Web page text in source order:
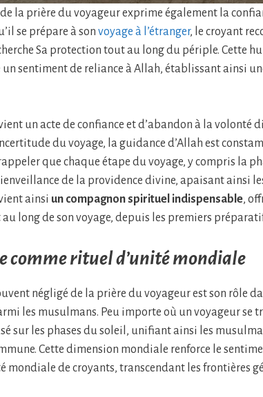
la prière du voyageur exprime également la
se prépare à son voyage à l’étranger, le croyant
Sa protection tout au long du périple. Cette
sentiment de reliance à Allah, établissant ainsi
un acte de confiance et d’abandon à la volonté
du voyage, la guidance d’Allah est
que chaque étape du voyage, y compris la
de la providence divine, apaisant ainsi
ainsi un compagnon spirituel indispensable,
long de son voyage, depuis les premiers
comme rituel d’unité mondiale
négligé de la prière du voyageur est son rôle
les musulmans. Peu importe où un voyageur se
sur les phases du soleil, unifiant ainsi les
Cette dimension mondiale renforce le
mondiale de croyants, transcendant les frontières